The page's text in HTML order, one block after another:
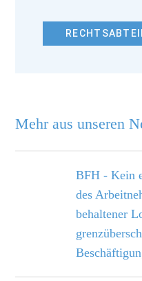
Mehr aus unseren
BFH - Kein
des
behaltener